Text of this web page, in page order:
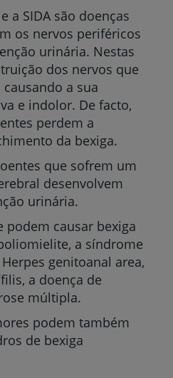
a SIDA são doenças
os nervos periféricos
urinária. Nestas
dos nervos que
a sua
e indolor. De facto,
perdem a
da bexiga.
que sofrem um
desenvolvem
urinária.
podem causar bexiga
a síndrome
genitoanal area,
a doença de
múltipla.
podem também
de bexiga